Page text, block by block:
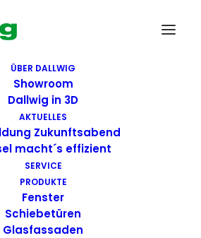
ÜBER DALLWIG
Showroom
Dallwig in 3D
AKTUELLES
Zukunftsabend
macht´s effizient
SERVICE
PRODUKTE
Fenster
Schiebetüren
Glasfassaden
Dich!